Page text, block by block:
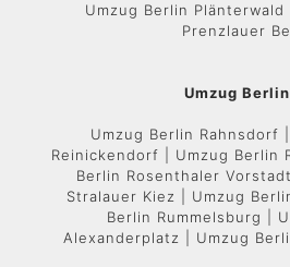
Umzug Berlin Plänterwald
Prenzlauer
Umzug Berlin
Umzug Berlin Rahnsdorf
Reinickendorf | Umzug Berlin
Berlin Rosenthaler
Stralauer Kiez | Umzug
Berlin Rummelsburg |
Alexanderplatz | Umzug